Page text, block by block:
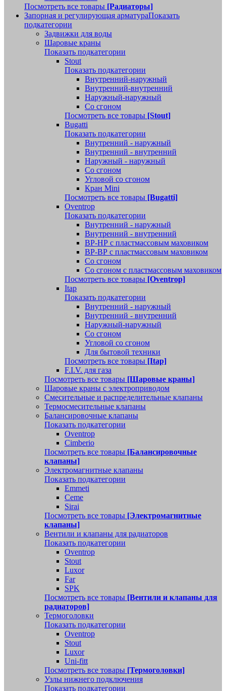
Посмотреть все товары [Радиаторы]
Запорная и регулирующая арматураПоказать
подкатегории
Задвижки для воды
Шаровые краны
Показать подкатегории
Stout
Показать подкатегории
Внутренний-наружный
Внутренний-внутренний
Наружный-наружный
Со сгоном
Посмотреть все товары [Stout]
Bugatti
Показать подкатегории
Внутренний - наружный
Внутренний - внутренний
Наружный - наружный
Со сгоном
Угловой со сгоном
Кран Mini
Посмотреть все товары [Bugatti]
Oventrop
Показать подкатегории
Внутренний - наружный
Внутренний - внутренний
ВР-НР с пластмассовым маховиком
ВР-ВР с пластмассовым маховиком
Со сгоном
Со сгоном с пластмассовым маховиком
Посмотреть все товары [Oventrop]
Itap
Показать подкатегории
Внутренний - наружный
Внутренний - внутренний
Наружный-наружный
Со сгоном
Угловой со сгоном
Для бытовой техники
Посмотреть все товары [Itap]
F.I.V. для газа
Посмотреть все товары [Шаровые краны]
Шаровые краны с электроприводом
Смесительные и распределительные клапаны
Термосмесительные клапаны
Балансировочные клапаны
Показать подкатегории
Oventrop
Cimberio
Посмотреть все товары [Балансировочные
клапаны]
Электромагнитные клапаны
Показать подкатегории
Emmeti
Ceme
Sirai
Посмотреть все товары [Электромагнитные
клапаны]
Вентили и клапаны для радиаторов
Показать подкатегории
Oventrop
Stout
Luxor
Far
SPK
Посмотреть все товары [Вентили и клапаны для
радиаторов]
Термоголовки
Показать подкатегории
Oventrop
Stout
Luxor
Uni-fitt
Посмотреть все товары [Термоголовки]
Узлы нижнего подключения
Показать подкатегории